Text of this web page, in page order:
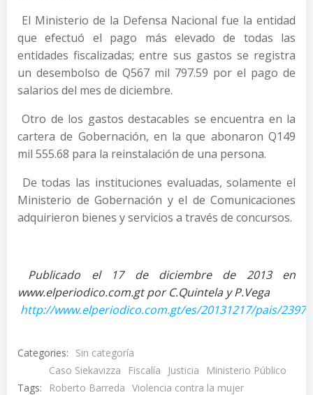
El Ministerio de la Defensa Nacional fue la entidad
que efectuó el pago más elevado de todas las
entidades fiscalizadas; entre sus gastos se registra
un desembolso de Q567 mil 797.59 por el pago de
salarios del mes de diciembre.
Otro de los gastos destacables se encuentra en la
cartera de Gobernación, en la que abonaron Q149
mil 555.68 para la reinstalación de una persona.
De todas las instituciones evaluadas, solamente el
Ministerio de Gobernación y el de Comunicaciones
adquirieron bienes y servicios a través de concursos.
Publicado el 17 de diciembre de 2013 en
www.elperiodico.com.gt por C.Quintela y P.Vega
http://www.elperiodico.com.gt/es/20131217/pais/
Categories: Sin categoría
Tags:
Caso Siekavizza Fiscalía Justicia
Ministerio Público
Roberto Barreda Violencia contra la mujer